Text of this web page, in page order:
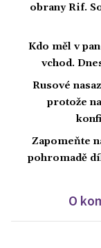
obrany Rif.
Kdo měl v
vchod.
Rusové
protože
Zapomeňte
pohromadě
O